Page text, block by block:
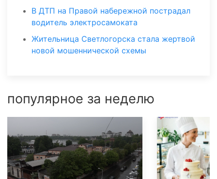
В ДТП на Правой набережной пострадал
водитель электросамоката
Жительница Светлогорска стала жертвой
новой мошеннической схемы
популярное за неделю